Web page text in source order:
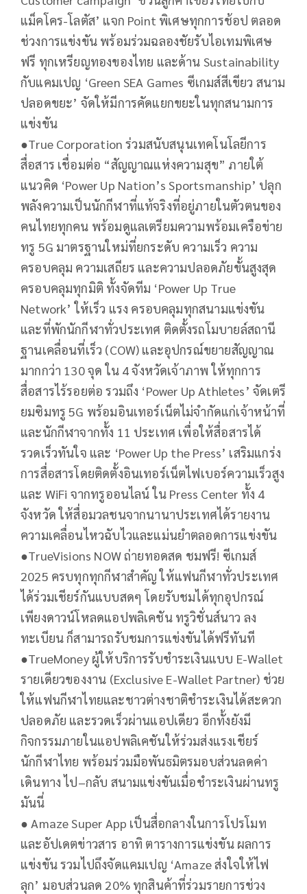
แม็คโคร-โลตัส’ แจก Point พิเศษทุกการช้อป ตลอด
ช่วงการแข่งขัน พร้อมร่วมฉลองชัยรับไอเทมพิเศษ
ฟรี ทุกเหรียญทองของไทย และด้าน Sustainability
กับแคมเปญ ‘Green SEA Games ซีเกมส์สีเขียว สนาม
ปลอดขยะ’ จัดให้มีการคัดแยกขยะในทุกสนามการ
แข่งขัน
●​True Corporation ร่วมสนับสนุนเทคโนโลยีการ
สื่อสาร เชื่อมต่อ “สัญญาณแห่งความสุข” ภายใต้
แนวคิด ‘Power Up Nation’s Sportsmanship’ ปลุก
พลังความเป็นนักกีฬาที่แท้จริงที่อยู่ภายในตัวตนของ
คนไทยทุกคน พร้อมดูแลเตรียมความพร้อมเครือข่าย
ทรู 5G มาตรฐานใหม่ที่ยกระดับ ความเร็ว ความ
ครอบคลุม ความเสถียร และความปลอดภัยขั้นสูงสุด
ครอบคลุมทุกมิติ ทั้งจัดทีม ‘Power Up True
Network’ ให้เร็ว แรง ครอบคลุมทุกสนามแข่งขัน
และที่พักนักกีฬาทั่วประเทศ ติดตั้งรถโมบายล์สถานี
ฐานเคลื่อนที่เร็ว (COW) และอุปกรณ์ขยายสัญญาณ
มากกว่า 130 จุด ใน 4 จังหวัดเจ้าภาพ ให้ทุกการ
สื่อสารไร้รอยต่อ รวมถึง ‘Power Up Athletes’ จัดเตรี
ยมซิมทรู 5G พร้อมอินเทอร์เน็ตไม่จำกัดแก่เจ้าหน้าที่
และนักกีฬาจากทั้ง 11 ประเทศ เพื่อให้สื่อสารได้
รวดเร็วทันใจ และ ‘Power Up the Press’ เสริมแกร่ง
การสื่อสารโดยติดตั้งอินเทอร์เน็ตไฟเบอร์ความเร็วสูง
และ WiFi จากทรูออนไลน์ ใน Press Center ทั้ง 4
จังหวัด ให้สื่อมวลชนจากนานาประเทศได้รายงาน
ความเคลื่อนไหวฉับไวและแม่นยำตลอดการแข่งขัน
●​TrueVisions NOW ถ่ายทอดสด ชมฟรี! ซีเกมส์
2025 ครบทุกทุกกีฬาสำคัญ ให้แฟนกีฬาทั่วประเทศ
ได้ร่วมเชียร์กันแบบสดๆ โดยรับชมได้ทุกอุปกรณ์
เพียงดาวน์โหลดแอปพลิเคชัน ทรูวิชั่นส์นาว ลง
ทะเบียน ก็สามารถรับชมการแข่งขันได้ฟรีทันที
●​TrueMoney ผู้ให้บริการรับชำระเงินแบบ E-Wallet
รายเดียวของงาน (Exclusive E-Wallet Partner) ช่วย
ให้แฟนกีฬาไทยและชาวต่างชาติชำระเงินได้สะดวก
ปลอดภัย และรวดเร็วผ่านแอปเดียว อีกทั้งยังมี
กิจกรรมภายในแอปพลิเคชันให้ร่วมส่งแรงเชียร์
นักกีฬาไทย พร้อมร่วมมือพันธมิตรมอบส่วนลดค่า
เดินทาง ไป–กลับ สนามแข่งขันเมื่อชำระเงินผ่านทรู
มันนี่
●​ Amaze Super App เป็นสื่อกลางในการโปรโมท
และอัปเดตข่าวสาร อาทิ ตารางการแข่งขัน ผลการ
แข่งขัน รวมไปถึงจัดแคมเปญ ‘Amaze ส่งใจให้ไฟ
ลุก’ มอบส่วนลด 20% ทุกสินค้าที่ร่วมรายการช่วง